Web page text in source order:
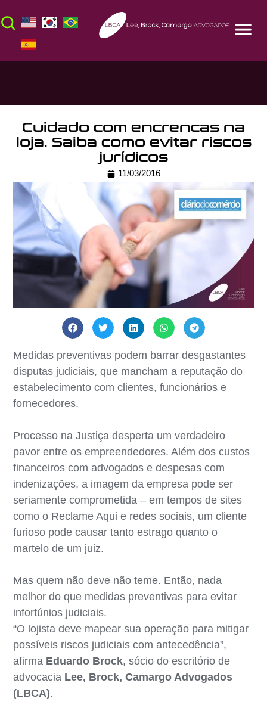
Cuidado com encrencas na
loja. Saiba como evitar riscos
jurídicos
11/03/2016
Medidas preventivas podem barrar desgastantes
disputas judiciais, que mancham a reputação do
estabelecimento com clientes, funcionários e
fornecedores.
Processo na Justiça desperta um verdadeiro
pavor entre os empreendedores. Além dos custos
financeiros com advogados e despesas com
indenizações, a imagem da empresa pode ser
seriamente comprometida – em tempos de sites
como o Reclame Aqui e redes sociais, um cliente
furioso pode causar tanto estrago quanto o
martelo de um juiz.
Mas quem não deve não teme. Então, nada
melhor do que medidas preventivas para evitar
infortúnios judiciais.
“O lojista deve mapear sua operação para mitigar
possíveis riscos judiciais com antecedência”,
afirma Eduardo Brock, sócio do escritório de
advocacia Lee, Brock, Camargo Advogados
(LBCA).